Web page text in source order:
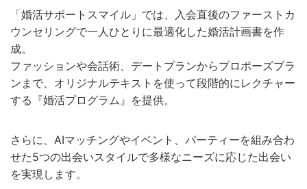
「婚活サポートスマイル」では、入会直後のファーストカ
ウンセリングで一人ひとりに最適化した婚活計画書を作
成。
ファッションや会話術、デートプランからプロポーズプラ
ンまで、オリジナルテキストを使って段階的にレクチャー
する『婚活プログラム』を提供。
さらに、AIマッチングやイベント、パーティーを組み合わ
せた5つの出会いスタイルで多様なニーズに応じた出会い
を実現します。